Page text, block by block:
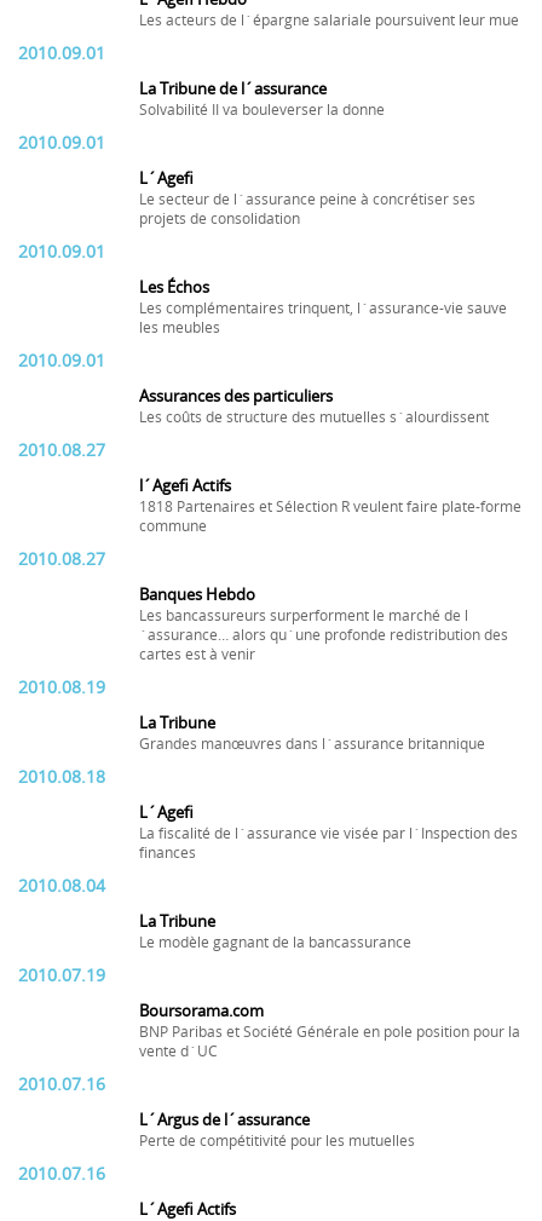
Les acteurs de l´épargne salariale poursuivent leur mue
2010.09.01
La Tribune de l´assurance
Solvabilité II va bouleverser la donne
2010.09.01
L´Agefi
Le secteur de l´assurance peine à concrétiser ses
projets de consolidation
2010.09.01
Les Échos
Les complémentaires trinquent, l´assurance-vie sauve
les meubles
2010.09.01
Assurances des particuliers
Les coûts de structure des mutuelles s´alourdissent
2010.08.27
l´Agefi Actifs
1818 Partenaires et Sélection R veulent faire plate-forme
commune
2010.08.27
Banques Hebdo
Les bancassureurs surperforment le marché de l
´assurance… alors qu´une profonde redistribution des
cartes est à venir
2010.08.19
La Tribune
Grandes manœuvres dans l´assurance britannique
2010.08.18
L´Agefi
La fiscalité de l´assurance vie visée par l´Inspection des
finances
2010.08.04
La Tribune
Le modèle gagnant de la bancassurance
2010.07.19
Boursorama.com
BNP Paribas et Société Générale en pole position pour la
vente d´UC
2010.07.16
L´Argus de l´assurance
Perte de compétitivité pour les mutuelles
2010.07.16
L´Agefi Actifs